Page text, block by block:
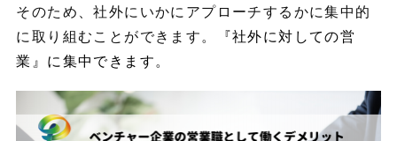
そのため、社外にいかにアプローチするかに集中的
に取り組むことができます。
『社外に対しての営
業』に集中できます。